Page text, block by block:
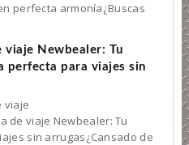
perfecta armonía¿Buscas
viaje Newbealer: Tu
perfecta para viajes sin
viaje
de viaje Newbealer: Tu
sin arrugas¿Cansado de